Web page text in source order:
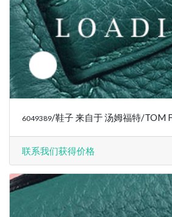
6049390 /鞋子 来自于 汤姆福特/TOM